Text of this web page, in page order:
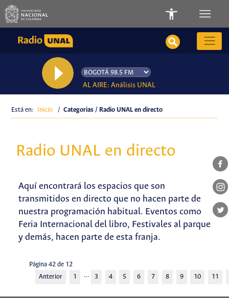
AL AIRE: Análisis UNAL
Está en: Inicio / Categorias / Radio UNAL en directo
Radio UNAL en directo
Aquí encontrará los espacios que son
transmitidos en directo que no hacen parte de
nuestra programación habitual. Eventos como
Feria Internacional del libro, Festivales al parque
y demás, hacen parte de esta franja.
Página 42 de 12
Anterior
1 … 3 4 5 6 7 8 9 10 11